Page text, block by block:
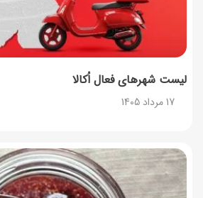
لیست شهرهای فعال اُکالا
17 مرداد 1405